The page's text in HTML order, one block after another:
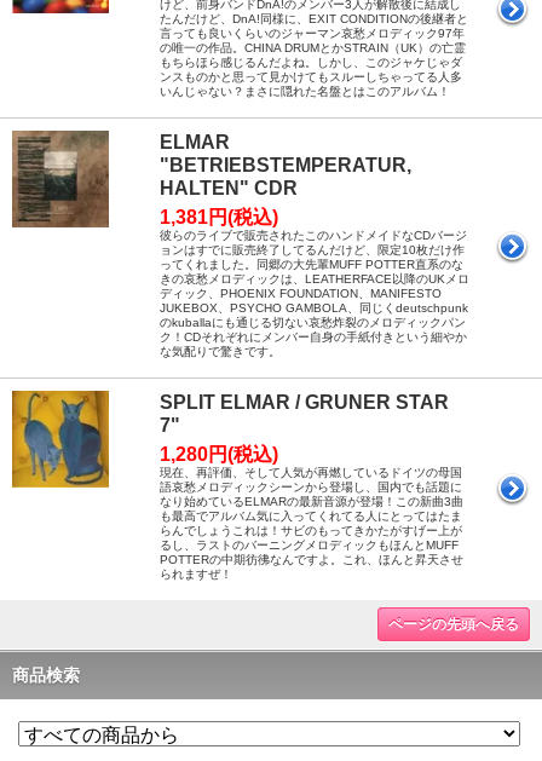
けど、前身バンドDnA!のメンバー3人が解散後に結成し
たんだけど、DnA!同様に、EXIT CONDITIONの後継者と
言っても良いくらいのジャーマン哀愁メロディック97年
の唯一の作品。CHINA DRUMとかSTRAIN（UK）の亡霊
もちらほら感じるんだよね。しかし、このジャケじゃダ
ンスものかと思って見かけてもスルーしちゃってる人多
いんじゃない？まさに隠れた名盤とはこのアルバム！
ELMAR
"BETRIEBSTEMPERATUR,
HALTEN" CDR
1,381円(税込)
彼らのライブで販売されたこのハンドメイドなCDバージ
ョンはすでに販売終了してるんだけど、限定10枚だけ作
ってくれました。同郷の大先輩MUFF POTTER直系のな
きの哀愁メロディックは、LEATHERFACE以降のUKメロ
ディック、PHOENIX FOUNDATION、MANIFESTO
JUKEBOX、PSYCHO GAMBOLA、同じくdeutschpunk
のkuballaにも通じる切ない哀愁炸裂のメロディックパン
ク！CDそれぞれにメンバー自身の手紙付きという細やか
な気配りで驚きです。
SPLIT ELMAR / GRUNER STAR
7"
1,280円(税込)
現在、再評価、そして人気が再燃しているドイツの母国
語哀愁メロディックシーンから登場し、国内でも話題に
なり始めているELMARの最新音源が登場！この新曲3曲
も最高でアルバム気に入ってくれてる人にとってはたま
らんでしょうこれは！サビのもってきかたがすげー上が
るし、ラストのバーニングメロディックもほんとMUFF
POTTERの中期彷彿なんですよ。これ、ほんと昇天させ
られますぜ！
ページの先頭へ戻る
商品検索